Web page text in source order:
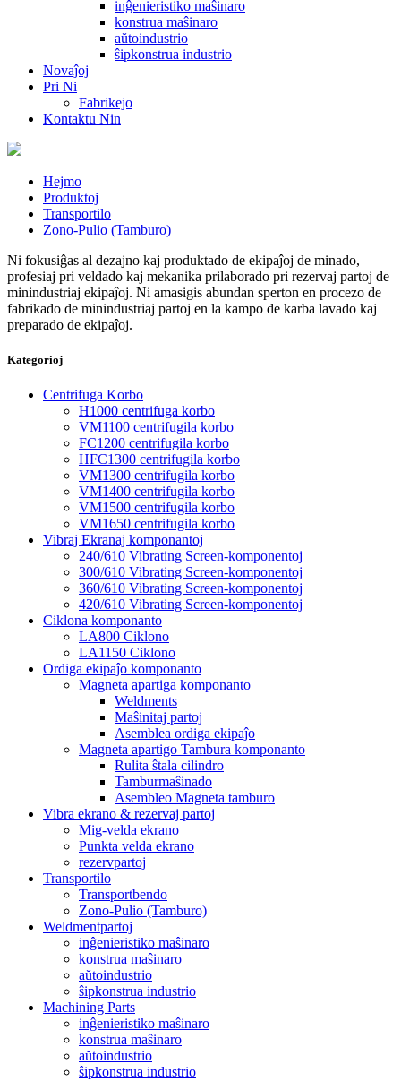
inĝenieristiko maŝinaro
konstrua maŝinaro
aŭtoindustrio
ŝipkonstrua industrio
Novaĵoj
Pri Ni
Fabrikejo
Kontaktu Nin
Hejmo
Produktoj
Transportilo
Zono-Pulio (Tamburo)
Ni fokusiĝas al dezajno kaj produktado de ekipaĵoj de minado,
profesiaj pri veldado kaj mekanika prilaborado pri rezervaj partoj de
minindustriaj ekipaĵoj. Ni amasigis abundan sperton en procezo de
fabrikado de minindustriaj partoj en la kampo de karba lavado kaj
preparado de ekipaĵoj.
Kategorioj
Centrifuga Korbo
H1000 centrifuga korbo
VM1100 centrifugila korbo
FC1200 centrifugila korbo
HFC1300 centrifugila korbo
VM1300 centrifugila korbo
VM1400 centrifugila korbo
VM1500 centrifugila korbo
VM1650 centrifugila korbo
Vibraj Ekranaj komponantoj
240/610 Vibrating Screen-komponentoj
300/610 Vibrating Screen-komponentoj
360/610 Vibrating Screen-komponentoj
420/610 Vibrating Screen-komponentoj
Ciklona komponanto
LA800 Ciklono
LA1150 Ciklono
Ordiga ekipaĵo komponanto
Magneta apartiga komponanto
Weldments
Maŝinitaj partoj
Asemblea ordiga ekipaĵo
Magneta apartigo Tambura komponanto
Rulita ŝtala cilindro
Tamburmaŝinado
Asembleo Magneta tamburo
Vibra ekrano & rezervaj partoj
Mig-velda ekrano
Punkta velda ekrano
rezervpartoj
Transportilo
Transportbendo
Zono-Pulio (Tamburo)
Weldmentpartoj
inĝenieristiko maŝinaro
konstrua maŝinaro
aŭtoindustrio
ŝipkonstrua industrio
Machining Parts
inĝenieristiko maŝinaro
konstrua maŝinaro
aŭtoindustrio
ŝipkonstrua industrio